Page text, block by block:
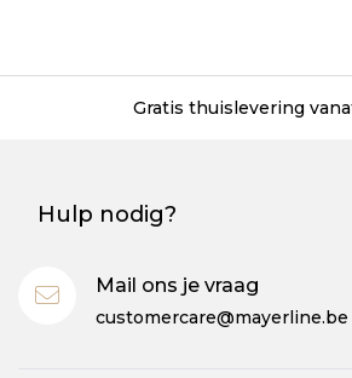
Gratis levering in
Hulp nodig?
Mail ons je vraag
customercare@mayerline.be